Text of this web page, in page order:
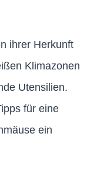
ihrer Herkunft
Klimazonen
Utensilien.
für eine
ein